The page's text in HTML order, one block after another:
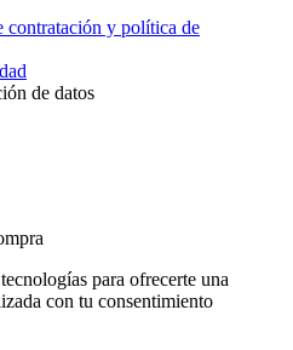
contratación y política de
de datos
para ofrecerte una
con tu consentimiento